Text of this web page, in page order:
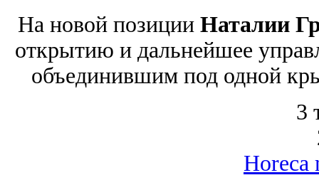
На новой позиции Наталии
открытию и дальнейшее
объединившим под одной
3
Horeca